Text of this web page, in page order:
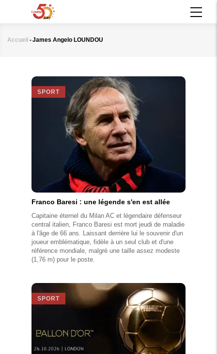
principal
Fil
Accueil -James Angelo LOUNDOU
SPORT
Franco Baresi : une légende s'en est allée
Capitaine éternel du Milan AC et légendaire défenseur
central italien, Franco Baresi est mort jeudi de maladie
à l'âge de 66 ans. Laissant derrière lui le souvenir d'un
joueur emblématique, fidèle à un seul club et d'une
référence mondiale, malgré une taille assez modeste
(1,76 m) pour le poste.
SPORT